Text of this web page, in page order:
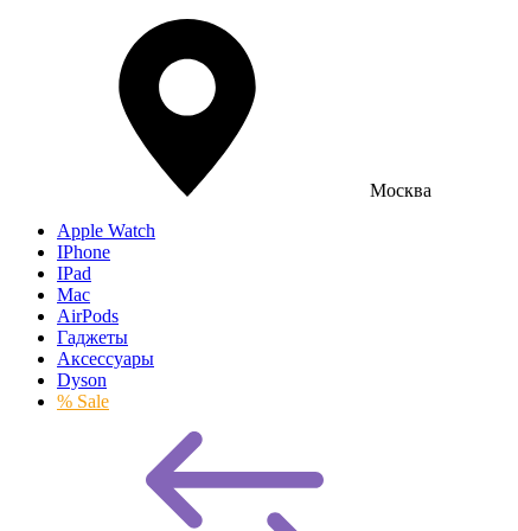
Москва
Apple Watch
IPhone
IPad
Mac
AirPods
Гаджеты
Аксессуары
Dyson
% Sale